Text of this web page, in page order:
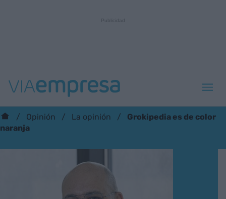
Opinión La opinión
Grokipedia es de color
naranja